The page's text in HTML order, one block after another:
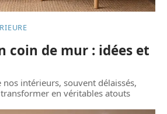
coin de mur : idées et
nos intérieurs, souvent délaissés,
en véritables atouts